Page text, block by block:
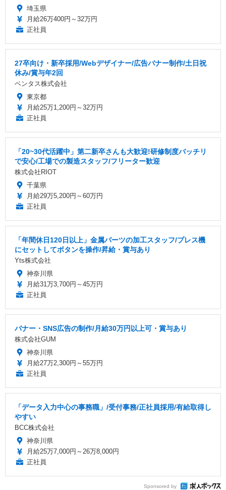
埼玉県
月給26万400円～32万円
正社員
27卒向け・新卒採用/Webデザイナー/広告バナー制作/土日祝
休み/賞与年2回
ベンタス株式会社
東京都
月給25万1,200円～32万円
正社員
「20~30代活躍中」第二新卒さんも大歓迎!研修制度バッチリ
で安心/工場での製造スタッフ/フリーター歓迎
株式会社RIOT
千葉県
月給29万5,200円～60万円
正社員
「年間休日120日以上」金属パーツの加工スタッフ/プレス機
にセットしてボタンを操作/昇給・賞与あり
Yts株式会社
神奈川県
月給31万3,700円～45万円
正社員
バナー・SNS広告の制作/月給30万円以上可・賞与あり
株式会社GUM
神奈川県
月給27万2,300円～55万円
正社員
「データ入力中心の事務職」/受付事務/正社員採用/有給取得し
やすい
BCC株式会社
神奈川県
月給25万7,000円～26万8,000円
正社員
Sponsored by